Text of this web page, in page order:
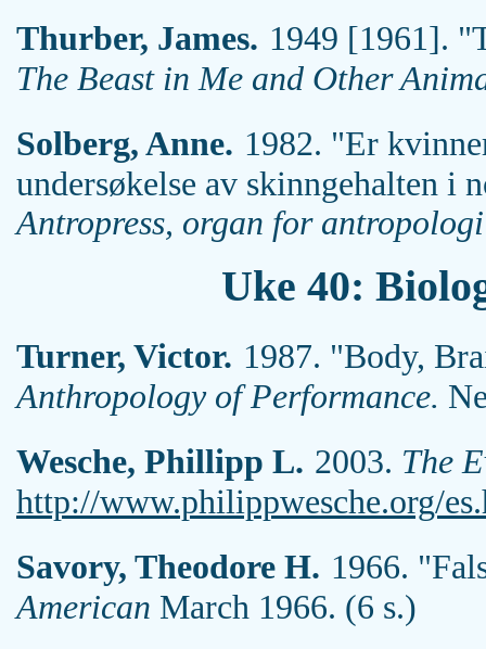
Thurber, James. 1949 [1961].
The Beast in Me and Other
Solberg, Anne. 1982. "Er
undersøkelse av skinngehalten i
Antropress, organ for antropologi
Uke 40:
Turner, Victor. 1987. "Body,
Anthropology of Performance.
Wesche, Phillipp L. 2003. The
http://www.philippwesche.org/
Savory, Theodore H. 1966.
American March 1966. (6 s.)